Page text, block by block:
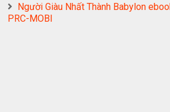
Người Giàu Nhất Thành Babylon
PRC-MOBI